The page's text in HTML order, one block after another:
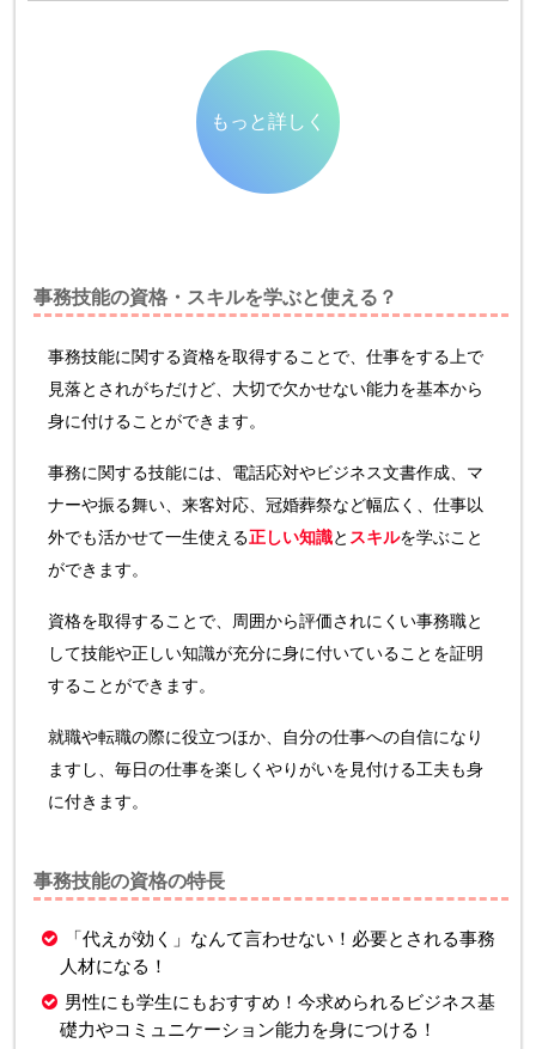
もっと詳しく
事務技能の資格・スキルを学ぶと使える？
事務技能に関する資格を取得することで、仕事をする上で
見落とされがちだけど、大切で欠かせない能力を基本から
身に付けることができます。
事務に関する技能には、電話応対やビジネス文書作成、マ
ナーや振る舞い、来客対応、冠婚葬祭など幅広く、仕事以
外でも活かせて一生使える正しい知識と スキルを学ぶこと
ができます。
資格を取得することで、周囲から評価されにくい事務職と
して技能や正しい知識が充分に身に付いていることを証明
することができます。
就職や転職の際に役立つほか、自分の仕事への自信になり
ますし、毎日の仕事を楽しくやりがいを見付ける工夫も身
に付きます。
事務技能の資格の特長
「代えが効く」なんて言わせない！必要とされる事務
人材になる！
男性にも学生にもおすすめ！今求められるビジネス基
礎力やコミュニケーション能力を身につける！